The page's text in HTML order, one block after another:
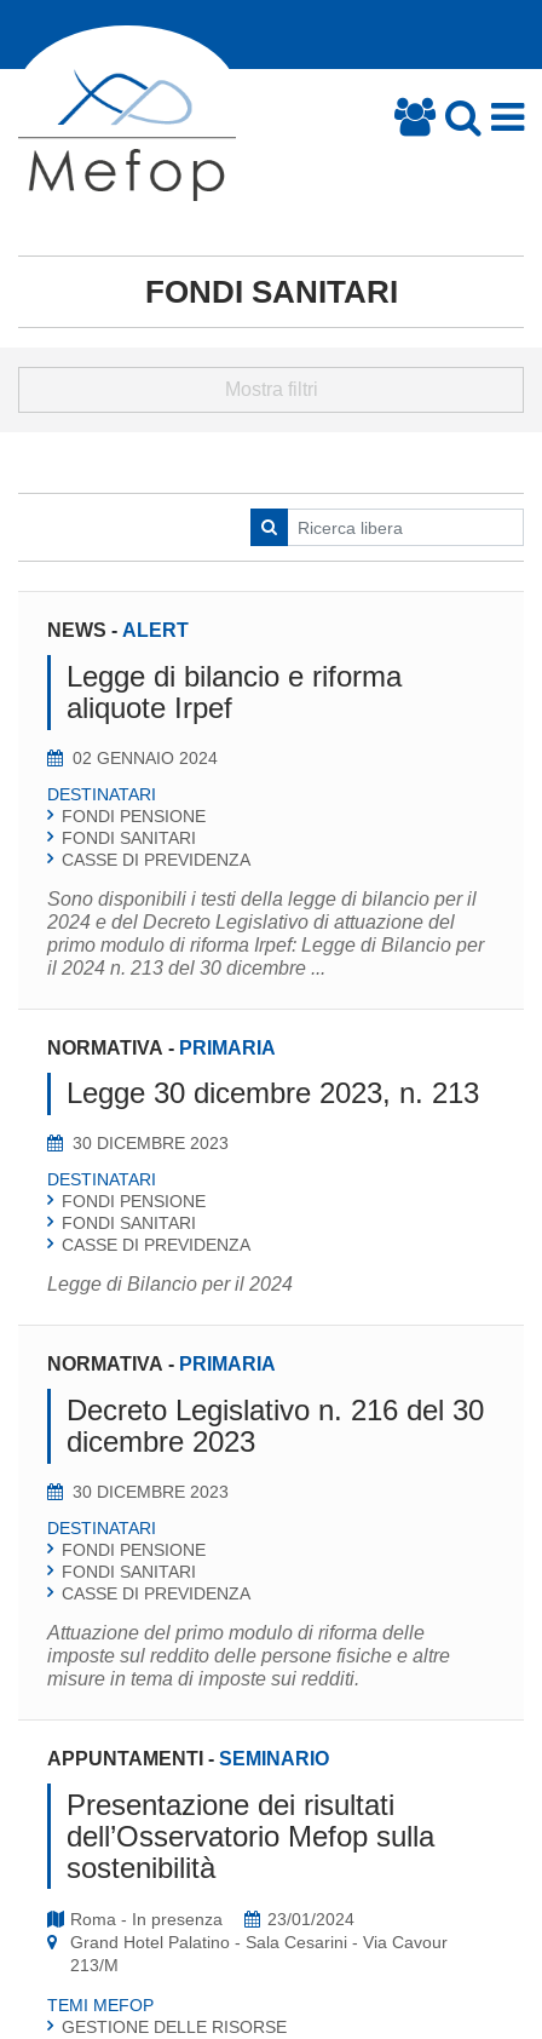
FONDI SANITARI
Mostra filtri
NEWS - ALERT
Legge di bilancio e riforma
aliquote Irpef
02 GENNAIO 2024
DESTINATARI
FONDI PENSIONE
FONDI SANITARI
CASSE DI PREVIDENZA
Sono disponibili i testi della legge di bilancio per il
2024 e del Decreto Legislativo di attuazione del
primo modulo di riforma Irpef: Legge di Bilancio per
il 2024 n. 213 del 30 dicembre ...
NORMATIVA - PRIMARIA
Legge 30 dicembre 2023, n. 213
30 DICEMBRE 2023
DESTINATARI
FONDI PENSIONE
FONDI SANITARI
CASSE DI PREVIDENZA
Legge di Bilancio per il 2024
NORMATIVA - PRIMARIA
Decreto Legislativo n. 216 del 30
dicembre 2023
30 DICEMBRE 2023
DESTINATARI
FONDI PENSIONE
FONDI SANITARI
CASSE DI PREVIDENZA
Attuazione del primo modulo di riforma delle
imposte sul reddito delle persone fisiche e altre
misure in tema di imposte sui redditi.
APPUNTAMENTI - SEMINARIO
Presentazione dei risultati
dell’Osservatorio Mefop sulla
sostenibilità
Roma - In presenza
23/01/2024
Grand Hotel Palatino - Sala Cesarini - Via Cavour
213/M
TEMI MEFOP
GESTIONE DELLE RISORSE